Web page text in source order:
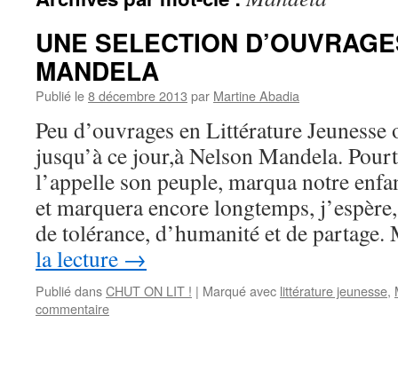
UNE SELECTION
MANDELA
Publié le8 décembre 2013 par Martine Abadia
Peu d’ouvrages en Littérature Jeunesse
jusqu’à ce jour,à Nelson Mandela.
l’appelle son peuple, marqua notre
et marquera encore longtemps,
de tolérance, d’humanité et de
la lecture →
Publié dansCHUT ON LIT ! | Marqué avec littérature jeunesse,
commentaire